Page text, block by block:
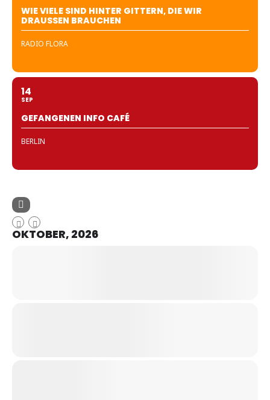
WIE VIELE SIND HINTER GITTERN, DIE WIR
DRAUSSEN BRAUCHEN
RADIO FLORA
14
SEP
GEFANGENEN INFO CAFÉ
BERLIN
OKTOBER, 2026